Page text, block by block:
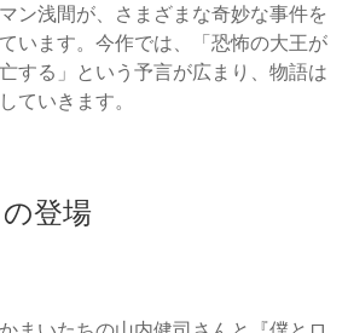
ン浅間が、さまざまな奇妙な事件を
います。今作では、「恐怖の大王が
する」という予言が広まり、物語は
ていきます。
登場